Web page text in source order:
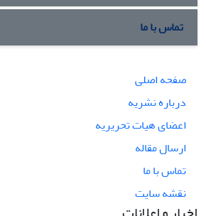
تماس با ما
صفحه اصلی
درباره نشریه
اعضای هیات تحریریه
ارسال مقاله
تماس با ما
نقشه سایت